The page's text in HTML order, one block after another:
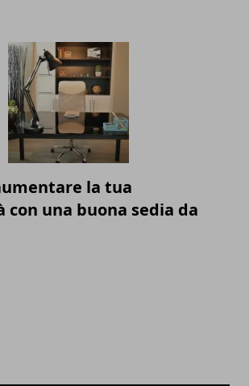
la tua
una buona sedia da